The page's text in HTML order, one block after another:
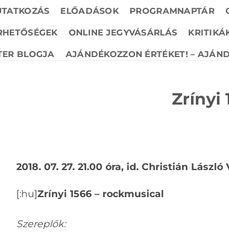
ELŐADÁSOK PROGRAMNAPTÁR
ONLINE JEGYVÁSÁRLÁS
BLOGJA
AJÁNDÉKOZZON ÉRTÉKET! –
Zrínyi
2018. 07. 27. 21.00 óra, id. Christián
[:hu]Zrínyi 1566 – rockmusical
Szereplők: